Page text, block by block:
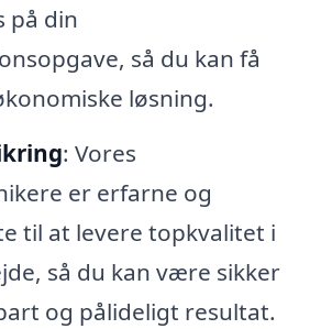
på din
så du kan få
løsning.
: Vores
er erfarne og
til at levere topkvalitet i
så du kan være sikker
og pålideligt resultat.